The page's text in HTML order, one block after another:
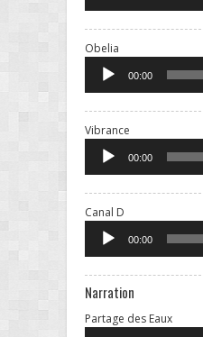
Obelia
00:00
Vibrance
00:00
Canal D
00:00
Narration
Partage des EauxLecteur